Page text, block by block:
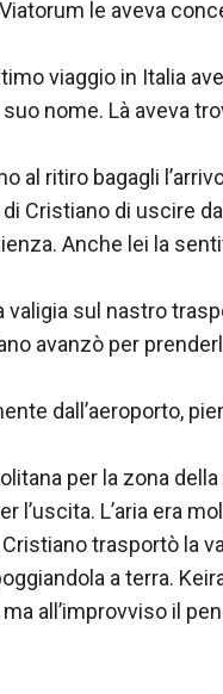
le aveva
viaggio in Italia
nome. Là aveva
al ritiro bagagli
Cristiano di uscire
Anche lei la
valigia sul nastro
avanzò per
dall’aeroporto,
per la zona
l’uscita. L’aria era
trasportò la
a terra.
all’improvviso il